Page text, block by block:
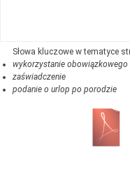
wykorzystanie
zaświadczenie
podanie o urlop po porodzie